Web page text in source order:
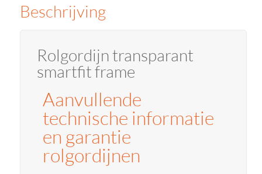
Beschrijving
Rolgordijn transparant
smartfit frame
Aanvullende
technische informatie
en garantie
rolgordijnen